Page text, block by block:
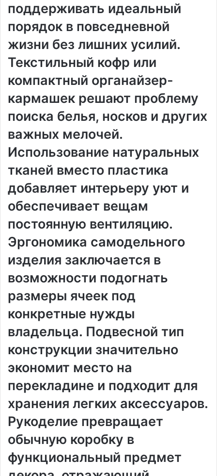
поддерживать идеальный
порядок в повседневной
жизни без лишних усилий.
Текстильный кофр или
компактный органайзер-
кармашек решают проблему
поиска белья, носков и других
важных мелочей.
Использование натуральных
тканей вместо пластика
добавляет интерьеру уют и
обеспечивает вещам
постоянную вентиляцию.
Эргономика самодельного
изделия заключается в
возможности подогнать
размеры ячеек под
конкретные нужды
владельца. Подвесной тип
конструкции значительно
экономит место на
перекладине и подходит для
хранения легких аксессуаров.
Рукоделие превращает
обычную коробку в
функциональный предмет